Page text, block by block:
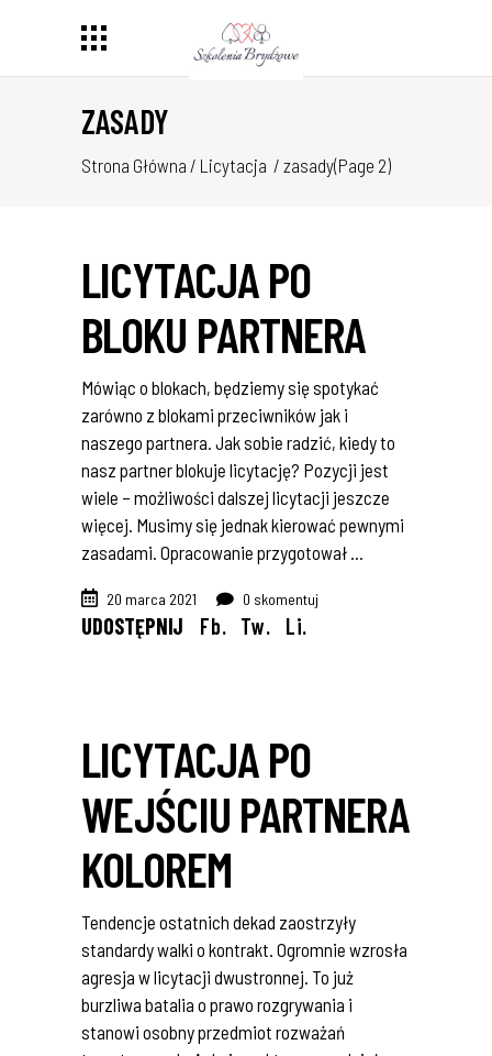
ZASADY
Strona Główna / Licytacja / zasady(Page 2)
LICYTACJA PO
BLOKU PARTNERA
Mówiąc o blokach, będziemy się spotykać
zarówno z blokami przeciwników jak i
naszego partnera. Jak sobie radzić, kiedy to
nasz partner blokuje licytację? Pozycji jest
wiele – możliwości dalszej licytacji jeszcze
więcej. Musimy się jednak kierować pewnymi
zasadami. Opracowanie przygotował
20 marca 2021 0 skomentuj
UDOSTĘPNIJ Fb. Tw. Li.
LICYTACJA PO
WEJŚCIU PARTNERA
KOLOREM
Tendencje ostatnich dekad zaostrzyły
standardy walki o kontrakt. Ogromnie wzrosła
agresja w licytacji dwustronnej. To już
burzliwa batalia o prawo rozgrywania i
stanowi osobny przedmiot rozważań